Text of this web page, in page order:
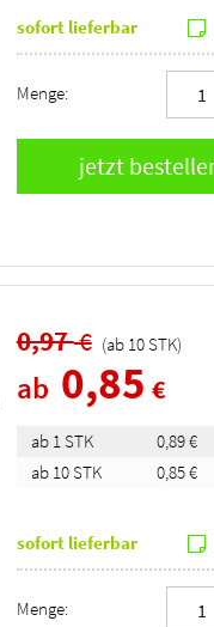
sofort lieferbar
Menge:
0,97€ (ab 10 STK)
ab 0,85 €
ab 1 STK
0,89 €
ab 10 STK
0,85 €
sofort lieferbar
Menge: